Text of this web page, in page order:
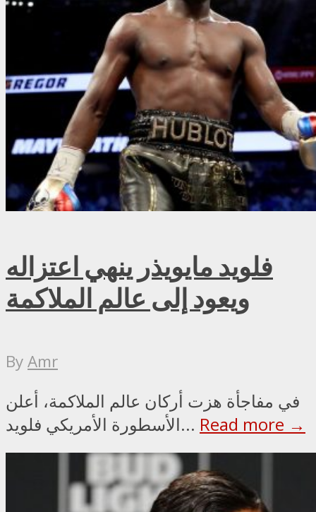
فلويد مايويذر ينهي اعتزاله
ويعود إلى عالم الملاكمة
ByAmr
في مفاجأة هزت أركان عالم الملاكمة، أعلن
الأسطورة الأمريكي فلويد... Read more →